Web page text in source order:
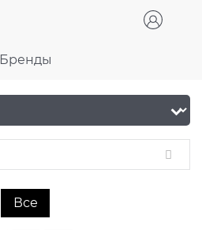
Бренды
Все